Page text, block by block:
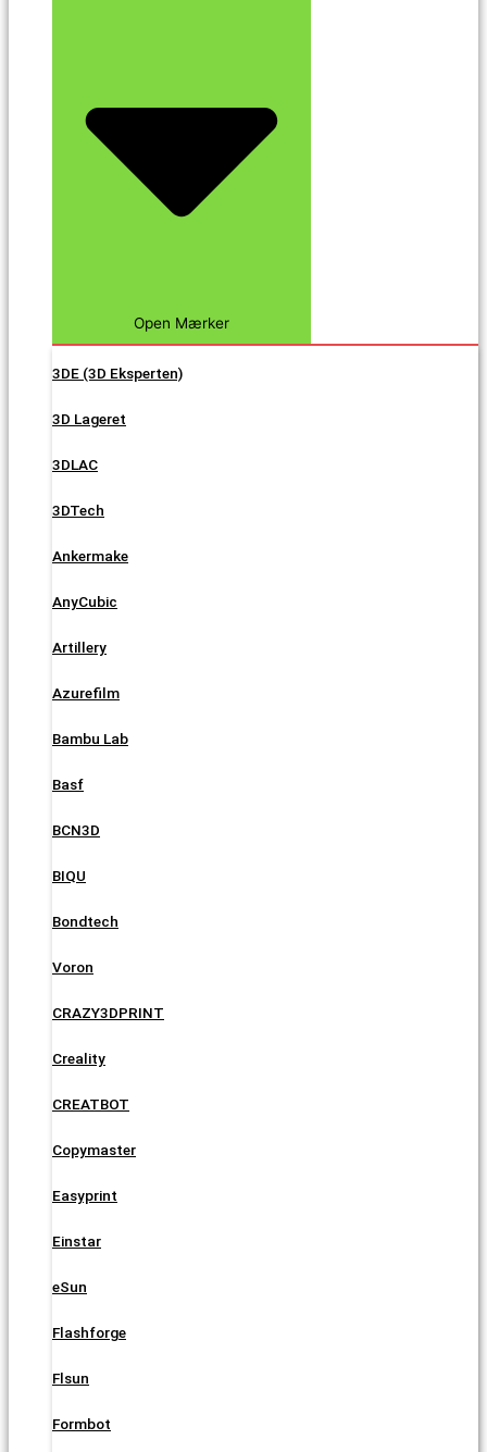
Open Mærker
3DE (3D Eksperten)
3D Lageret
3DLAC
3DTech
Ankermake
AnyCubic
Artillery
Azurefilm
Bambu Lab
Basf
BCN3D
BIQU
Bondtech
Voron
CRAZY3DPRINT
Creality
CREATBOT
Copymaster
Easyprint
Einstar
eSun
Flashforge
Flsun
Formbot